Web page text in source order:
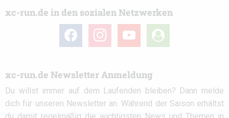
xc-run.de in den sozialen Netzwerken
facebook instagramyoutube
user-
circle
xc-run.de Newsletter Anmeldung
Du willst immer auf dem Laufenden bleiben? Dann melde
dich für unseren Newsletter an. Während der Saison erhältst